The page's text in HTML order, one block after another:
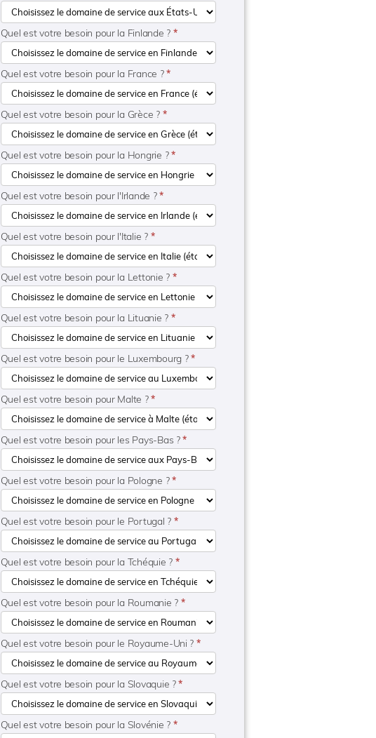
Quel est votre besoin pour la Finlande ? *
Quel est votre besoin pour la France ?*
Quel est votre besoin pour la Grèce ? *
Quel est votre besoin pour la Hongrie ?*
Quel est votre besoin pour l'Irlande ?*
Quel est votre besoin pour l'Italie ? *
Quel est votre besoin pour la Lettonie ? *
Quel est votre besoin pour la Lituanie ? *
Quel est votre besoin pour le Luxembourg ?*
Quel est votre besoin pour Malte ?*
Quel est votre besoin pour les Pays-Bas ?*
Quel est votre besoin pour la Pologne ?*
Quel est votre besoin pour le Portugal ? *
Quel est votre besoin pour la Tchéquie ? *
Quel est votre besoin pour la Roumanie ? *
Quel est votre besoin pour le Royaume-Uni ? *
Quel est votre besoin pour la Slovaquie ?*
Quel est votre besoin pour la Slovénie ? *